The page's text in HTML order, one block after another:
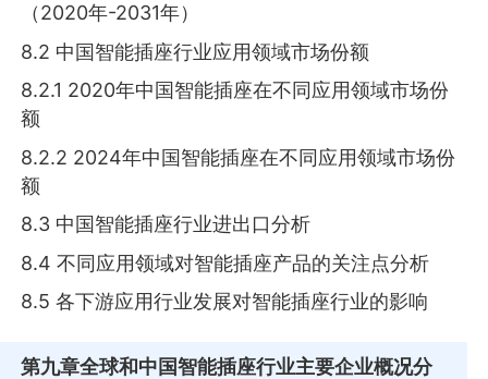
（2020年-2031年）
8.2 中国智能插座行业应用领域市场份额
8.2.1 2020年中国智能插座在不同应用领域市场份
额
8.2.2 2024年中国智能插座在不同应用领域市场份
额
8.3 中国智能插座行业进出口分析
8.4 不同应用领域对智能插座产品的关注点分析
8.5 各下游应用行业发展对智能插座行业的影响
第九章全球和中国智能插座行业主要企业概况分